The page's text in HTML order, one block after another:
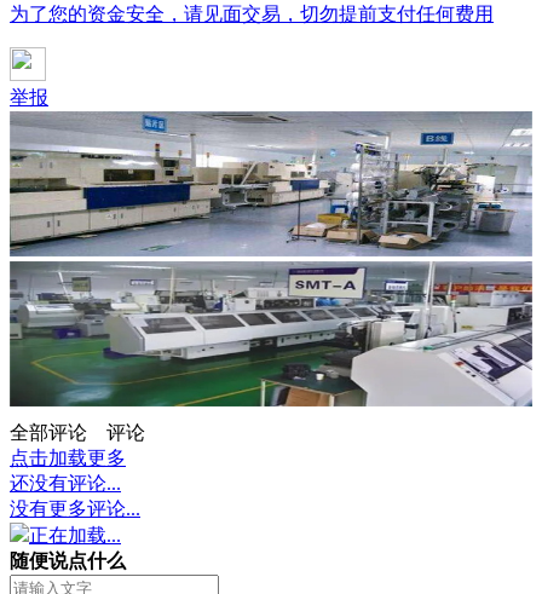
为了您的资金安全，请见面交易，切勿提前支付任何费用
举报
全部评论
评论
点击加载更多
还没有评论...
没有更多评论...
正在加载...
随便说点什么